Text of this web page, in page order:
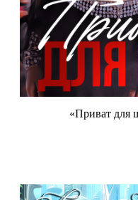
«Приват для